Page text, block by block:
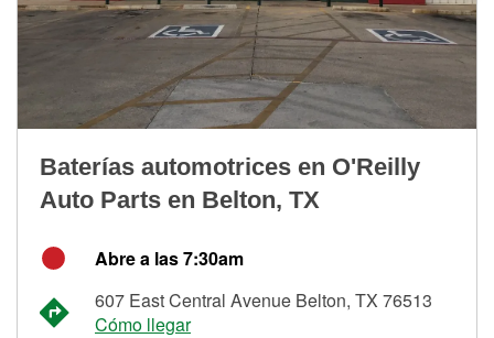
Baterías automotrices en O'Reilly
Auto Parts en Belton, TX
Abre a las 7:30am
607 East Central Avenue Belton, TX 76513
Cómo llegar